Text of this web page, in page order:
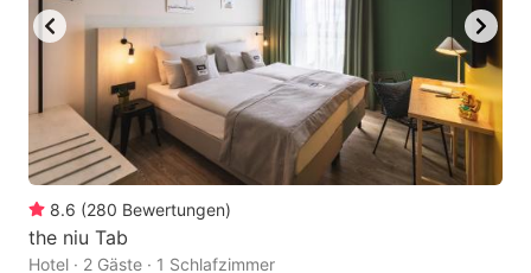
keyboard
shortcuts
for
changing
dates.
the
keyboard
shortcuts
for
changing
dates.
8.6 (280 Bewertungen)
the niu Tab
Hotel · 2 Gäste · 1 Schlafzimmer